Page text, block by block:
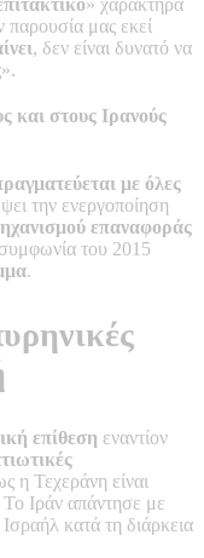
παρουσία μας εκεί
, δεν είναι δυνατό να
και στους Ιρανούς
με όλες
την ενεργοποίηση
επαναφοράς
του 2015
.
επίθεση εναντίον
η Τεχεράνη είναι
Το Ιράν απάντησε με
Ισραήλ κατά τη διάρκεια